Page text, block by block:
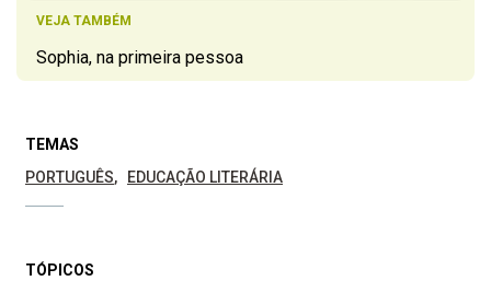
VEJA TAMBÉM
Sophia, na primeira pessoa
TEMAS
PORTUGUÊS
EDUCAÇÃO LITERÁRIA
TÓPICOS